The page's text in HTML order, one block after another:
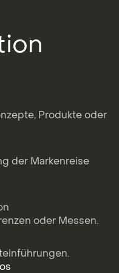
Produkte oder
der Markenreise
oder Messen.